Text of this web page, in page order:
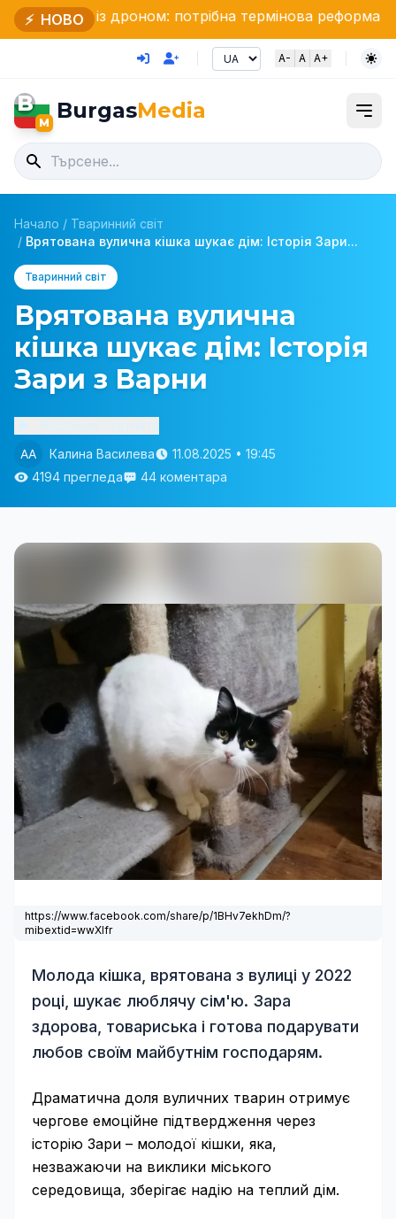
⚡ НОВОпотрібна термінова реформа нашого захисту
A- A A+
B
M BurgasMedia
Начало / Тваринний світ
/ Врятована вулична кішка шукає дім: Історія Зари...
Тваринний світ
Врятована вулична
кішка шукає дім: Історія
Зари з Варни
Калина Василева
11.08.2025 • 19:45
4194 прегледа
44 коментара
https://www.facebook.com/share/p/1BHv7ekhDm/?
mibextid=wwXIfr
Молода кішка, врятована з вулиці у 2022
році, шукає люблячу сім'ю. Зара
здорова, товариська і готова подарувати
любов своїм майбутнім господарям.
Драматична доля вуличних тварин отримує
чергове емоційне підтвердження через
історію Зари – молодої кішки, яка,
незважаючи на виклики міського
середовища, зберігає надію на теплий дім.